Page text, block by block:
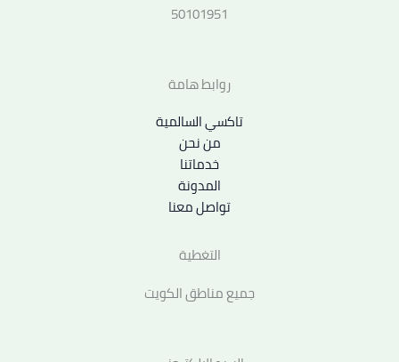
50101951
روابط هامة
تاكسي السالمية
من نحن
خدماتنا
المدونة
تواصل معنا
التغطية
جميع مناطق الكويت